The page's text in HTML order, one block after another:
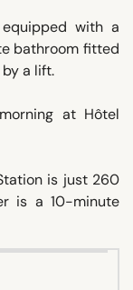
with a
bathroom fitted
a lift.
at Hôtel
is just 260
is a 10-minute